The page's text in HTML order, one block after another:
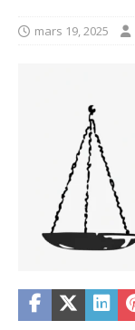
mars 19, 2025